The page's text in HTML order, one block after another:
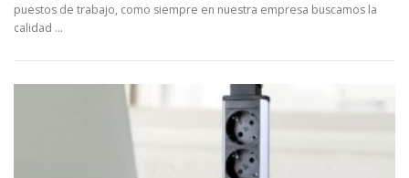
puestos de trabajo, como siempre en nuestra empresa buscamos la
calidad …